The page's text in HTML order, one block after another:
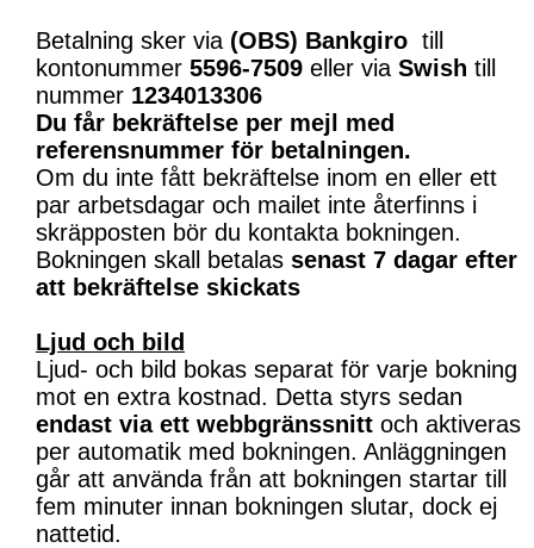
Betalning sker via (OBS) Bankgiro till
kontonummer 5596-7509 eller via Swish till
nummer 1234013306
Du får bekräftelse per mejl med
referensnummer för betalningen.
Om du inte fått bekräftelse inom en eller ett
par arbetsdagar och mailet inte återfinns i
skräpposten bör du kontakta bokningen.
Bokningen skall betalas senast 7 dagar efter
att bekräftelse skickats
Ljud och bild
Ljud- och bild bokas separat för varje bokning
mot en extra kostnad. Detta styrs sedan
endast via ett webbgränssnitt och aktiveras
per automatik med bokningen. Anläggningen
går att använda från att bokningen startar till
fem minuter innan bokningen slutar, dock ej
nattetid.